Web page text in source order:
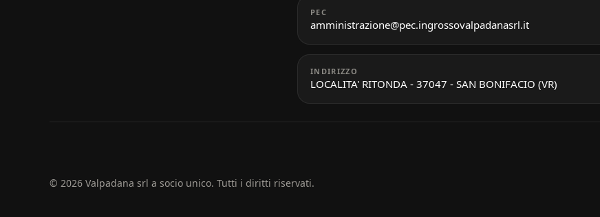
PEC
amministrazione@pec.ingrossovalpadanasrl.it
INDIRIZZO
LOCALITA' RITONDA - 37047 - SAN BONIFACIO (VR)
© 2026 Valpadana srl a socio unico. Tutti i diritti riservati.